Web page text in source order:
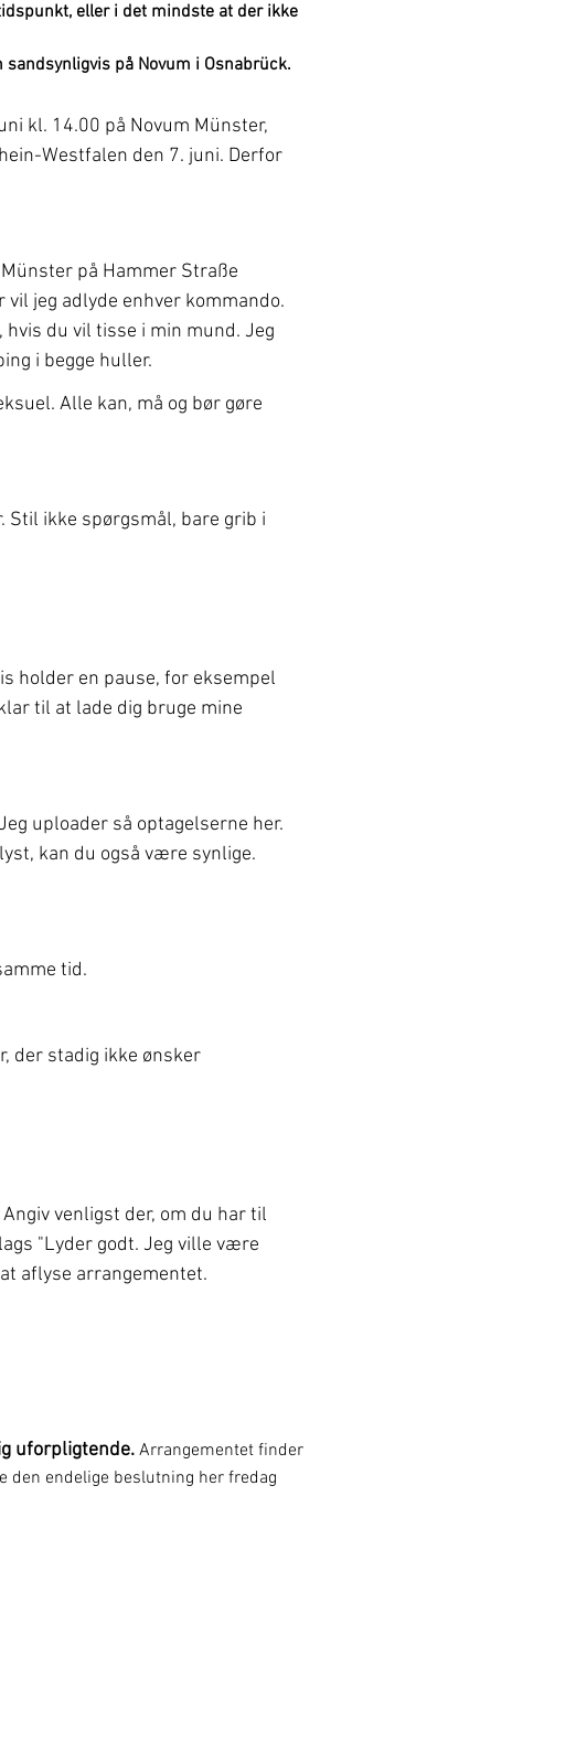
eller i det mindste at der ikke
på Novum i Osnabrück.
kl. 14.00 på Novum Münster,
Westfalen den 7. juni. Derfor
på Hammer Straße
jeg adlyde enhver kommando.
du vil tisse i min mund. Jeg
i begge huller.
Alle kan, må og bør gøre
ikke spørgsmål, bare grib i
holder en pause, for eksempel
til at lade dig bruge mine
uploader så optagelserne her.
kan du også være synlige.
tid.
der stadig ikke ønsker
venligst der, om du har til
"Lyder godt. Jeg ville være
aflyse arrangementet.
uforpligtende. Arrangementet finder
endelige beslutning her fredag